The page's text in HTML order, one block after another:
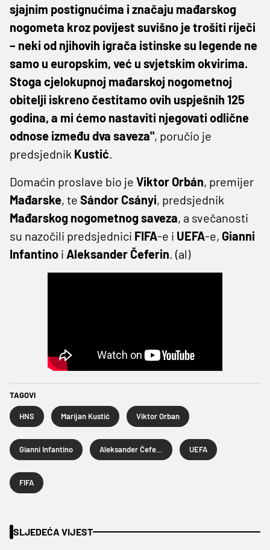
sjajnim postignućima i značaju mađarskog
nogometa kroz povijest suvišno je trošiti riječi
– neki od njihovih igrača istinske su legende ne
samo u europskim, već u svjetskim okvirima.
Stoga cjelokupnoj mađarskoj nogometnoj
obitelji iskreno čestitamo ovih uspješnih 125
godina, a mi ćemo nastaviti njegovati odlične
odnose između dva saveza", poručio je
predsjednik Kustić.
Domaćin proslave bio je Viktor Orbán, premijer
Mađarske, te Sándor Csányi, predsjednik
Mađarskog nogometnogsaveza, a svečanosti
su nazočili predsjednici FIFA-e i UEFA-e, Gianni
Infantino i Aleksander Čeferin. (al)
TAGOVI
HNS Marijan Kustić Viktor Orban
Gianni Infantino UEFA
FIFA
SLJEDEĆA VIJEST